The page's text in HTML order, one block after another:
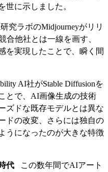
世に示しました。
究ラボのMidjourneyがリリ
合他社とは一線を画す、
を実現したことで、瞬く間
AI社がStable Diffusionを
とで、AI画像生成の技術
ズドな既存モデルとは異な
ドの改変、さらには独自の
うになったのが大きな特徴
代 この数年間でAIアート